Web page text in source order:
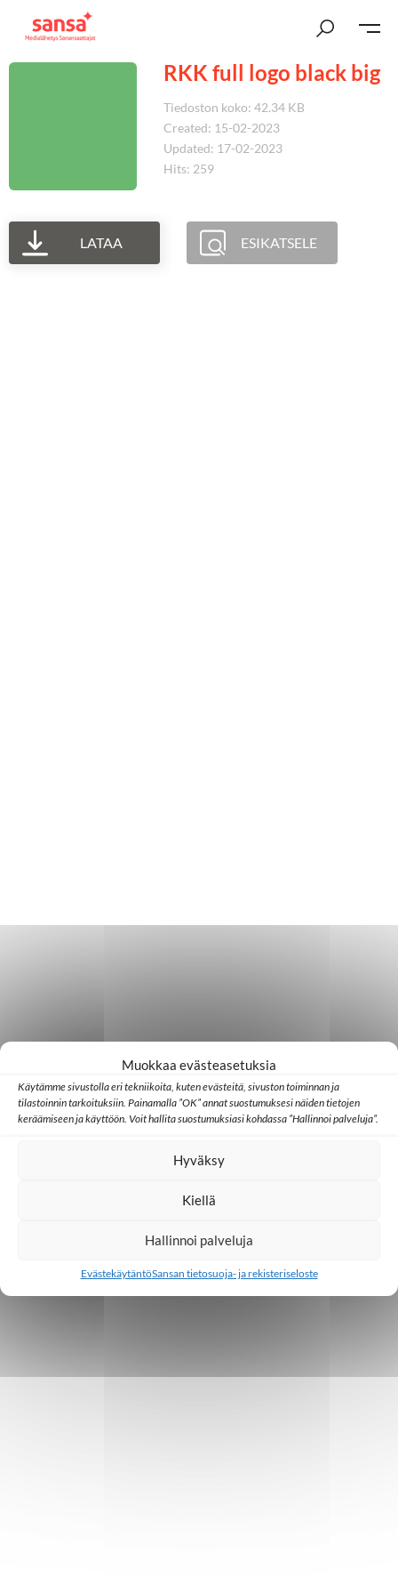
Muokkaa evästeasetuksia
Käytämme sivustolla eri tekniikoita, kuten evästeitä, sivuston toiminnan ja
tilastoinnin tarkoituksiin. Painamalla ”OK” annat suostumuksesi näiden tietojen
keräämiseen ja käyttöön. Voit hallita suostumuksiasi kohdassa ”Hallinnoi palveluja”.
Hyväksy
Kiellä
Hallinnoi palveluja
EvästekäytäntöSansan tietosuoja- ja rekisteriseloste
RKK full logo black big
Tiedoston koko: 42.34 KB
Created: 15-02-2023
Updated: 17-02-2023
Hits: 259
LATAA ESIKATSELE